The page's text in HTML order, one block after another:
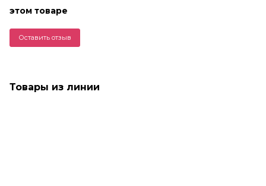
этом товаре
Оставить отзыв
Товары из линии